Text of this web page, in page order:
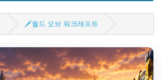
🗡️월드 오브 워크래프트